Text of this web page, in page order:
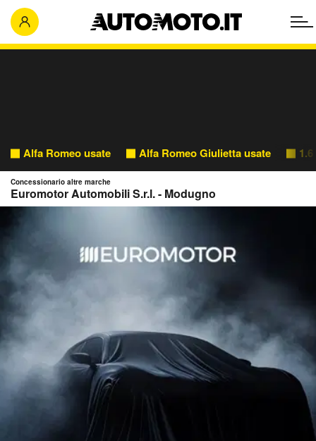
Alfa Romeo usate Alfa Romeo Giulietta usate
Concessionario altre marche
Euromotor Automobili S.r.l. - Modugno